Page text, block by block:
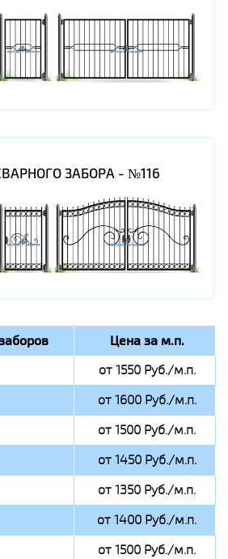
ЗАБОРА - №116
Цена за м.п.
от 1550 Руб./м.п.
от 1600 Руб./м.п.
от 1500 Руб./м.п.
от 1450 Руб./м.п.
от 1350 Руб./м.п.
от 1400 Руб./м.п.
от 1500 Руб./м.п.